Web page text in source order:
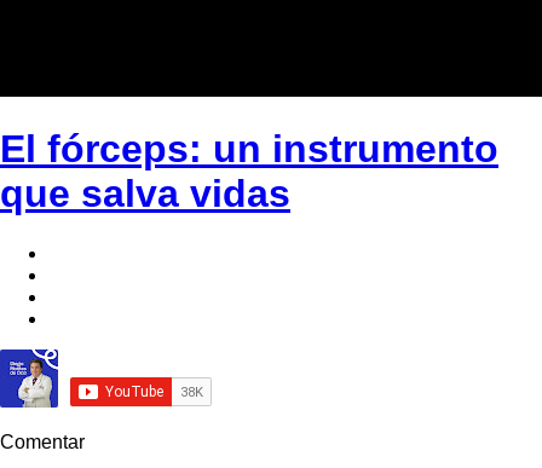
El fórceps: un instrumento
que salva vidas
Comentar